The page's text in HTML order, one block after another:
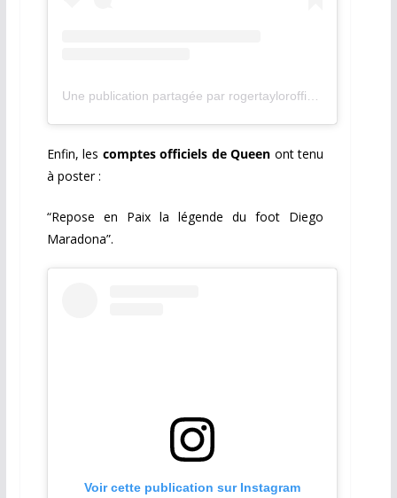
Une publication partagée par rogertaylorofficial (@rogertaylorofficial)
Enfin, les comptes officiels de Queen ont tenu
à poster :
“Repose en Paix la légende du foot Diego
Maradona”.
Voir cette publication sur Instagram